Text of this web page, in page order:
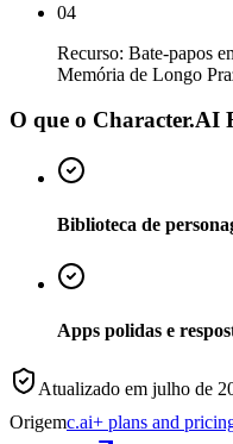
04
Recurso: Bate-papos
Memória de Longo
O que o Character.AI
Biblioteca de
Apps polidas e
Atualizado em julho de
Origemc.ai+ plans and